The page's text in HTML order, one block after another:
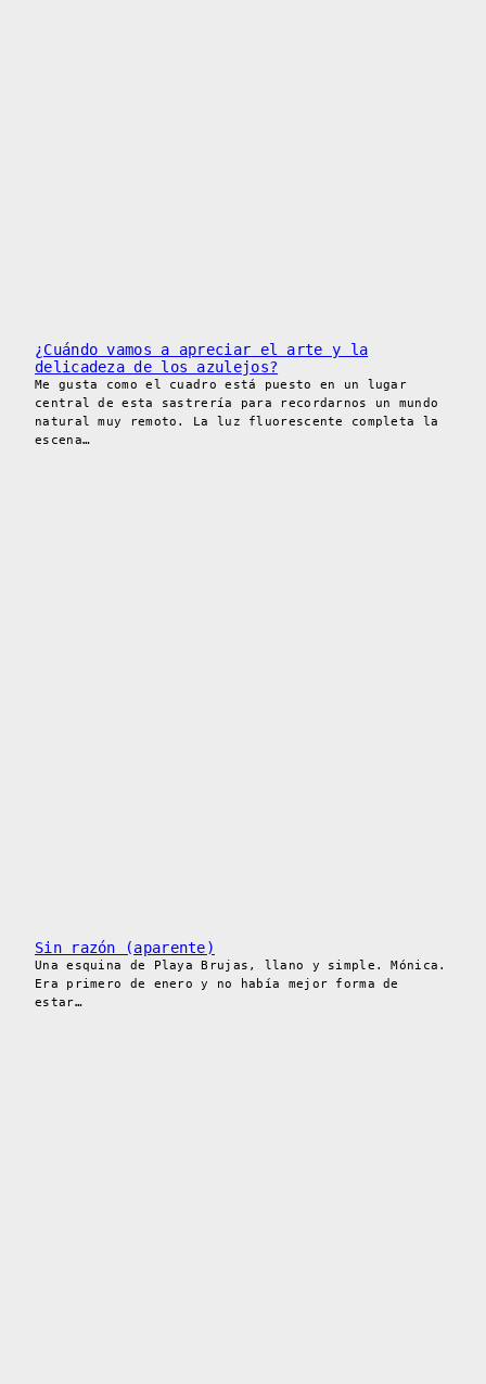
¿Cuándo vamos a apreciar el arte y la
delicadeza de los azulejos?
Me gusta como el cuadro está puesto en un lugar
central de esta sastrería para recordarnos un mundo
natural muy remoto. La luz fluorescente completa la
escena…
Sin razón (aparente)
Una esquina de Playa Brujas, llano y simple. Mónica.
Era primero de enero y no había mejor forma de
estar…